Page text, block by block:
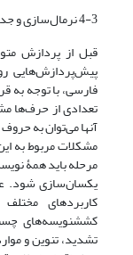
4-3 نرمال‌سازی و جداسازی جملات و کلمات متن
قبل از پردازش
تعدادی از حرف‌ها
آنها می‌توان به
مشکلات مربوط به
مرحله باید همۀ‌
یکسان‌سازی شود.
کاربردهای